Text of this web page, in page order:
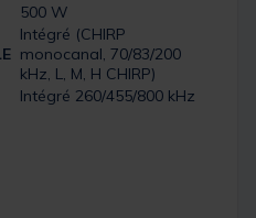
500 W
Intégré (CHIRP
monocanal, 70/83/200
kHz, L, M, H CHIRP)
Intégré 260/455/800 kHz